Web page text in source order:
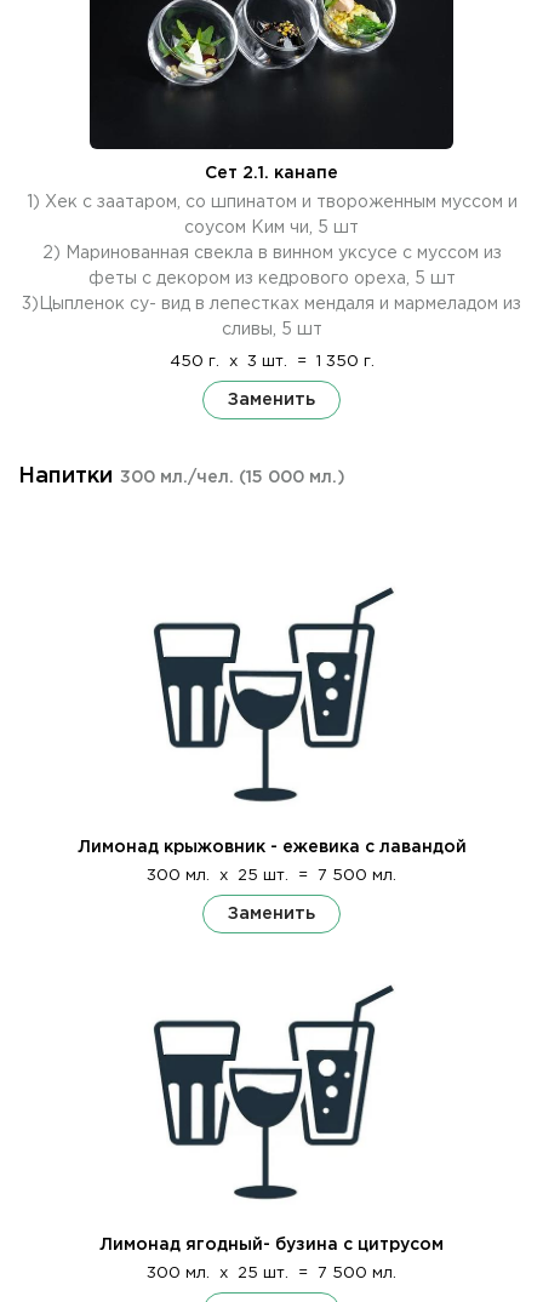
Сет 2.1. канапе
1) Хек с заатаром, со шпинатом и твороженным муссом и
соусом Ким чи, 5 шт
2) Маринованная свекла в винном уксусе с муссом из
феты с декором из кедрового ореха, 5 шт
3)Цыпленок су- вид в лепестках мендаля и мармеладом из
сливы, 5 шт
450 г. x 3 шт. = 1 350 г.
Заменить
Напитки 300 мл./чел. (15 000 мл.)
Лимонад крыжовник - ежевика с лавандой
300 мл. x 25 шт. = 7 500 мл.
Заменить
Лимонад ягодный- бузина с цитрусом
300 мл. x 25 шт. = 7 500 мл.